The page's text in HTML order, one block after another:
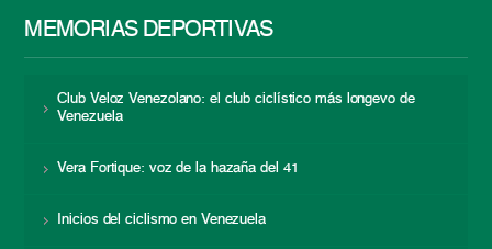
MEMORIAS DEPORTIVAS
Club Veloz Venezolano: el club ciclístico más longevo de
Venezuela
Vera Fortique: voz de la hazaña del 41
Inicios del ciclismo en Venezuela